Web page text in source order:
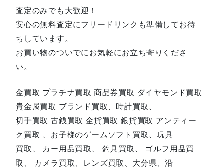
査定のみでも大歓迎！
安心の無料査定にフリードリンクも準備してお待
ちしています。
お買い物のついでにお気軽にお立ち寄りくださ
い。
金買取 プラチナ買取 商品券買取 ダイヤモンド買取
貴金属買取 ブランド買取、時計買取、
切手買取 古銭買取 金貨買取 銀貨買取 アンティー
ク買取 、お子様のゲームソフト買取、玩具
買取、 カー用品買取、 釣具買取、 ゴルフ用品買
取、 カメラ買取、レンズ買取、大分県、沿